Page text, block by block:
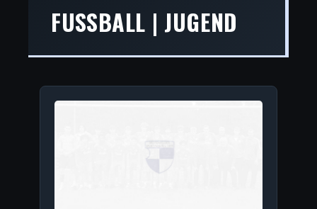
FUSSBALL | JUGEND